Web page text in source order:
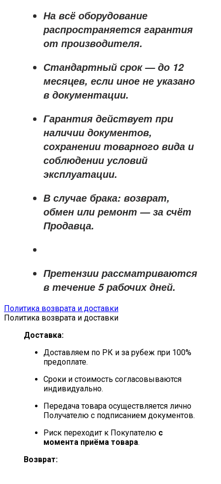
На всё оборудование
распространяется гарантия
от производителя.
Стандартный срок — до 12
месяцев, если иное не указано
в документации.
Гарантия действует при
наличии документов,
сохранении товарного вида и
соблюдении условий
эксплуатации.
В случае брака: возврат,
обмен или ремонт —за счёт
Продавца.
Претензии рассматриваются
в течение 5 рабочих дней.
Политика возврата и доставки
Политика возврата и доставки
Доставка:
Доставляем по РК и за рубеж при 100%
предоплате.
Сроки и стоимость согласовываются
индивидуально.
Передача товара осуществляется лично
Получателю с подписанием документов.
Риск переходит к Покупателю с
момента приёма товара.
Возврат: